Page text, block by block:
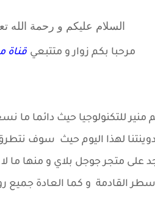
السلام عليكم و رحمة الله
مرحبا بكم زوارو متتبعي قناة
للتكنولوجيا حيث دائما
على متجر جوجل بلاي و منها ما
القادمة و كما العادة جميع